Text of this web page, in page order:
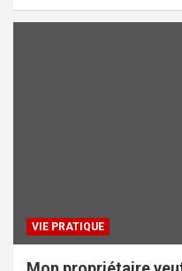
VIE PRATIQUE